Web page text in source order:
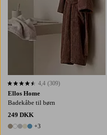
Ellos Home
Badekåbe til børn
249 DKK
8 farver
+3
4,4 baseret på 309 bedømmelser
4,4 (309)